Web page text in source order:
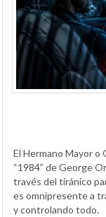
El Hermano Mayor o
“1984” de George
través del tiránico
es omnipresente a
y controlando todo.